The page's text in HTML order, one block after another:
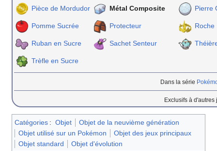
Pièce de Mordudor Métal Composite Pierre
Pomme Sucrée Protecteur Roche
Ruban en Sucre Sachet Senteur
Trèfle en Sucre
Dans la série
Exclusifs à
Catégories : Objet
Objet de la neuvième génération
Objet utilisé sur un Pokémon
Objet des jeux principaux
Objet standard
Objet d'évolution